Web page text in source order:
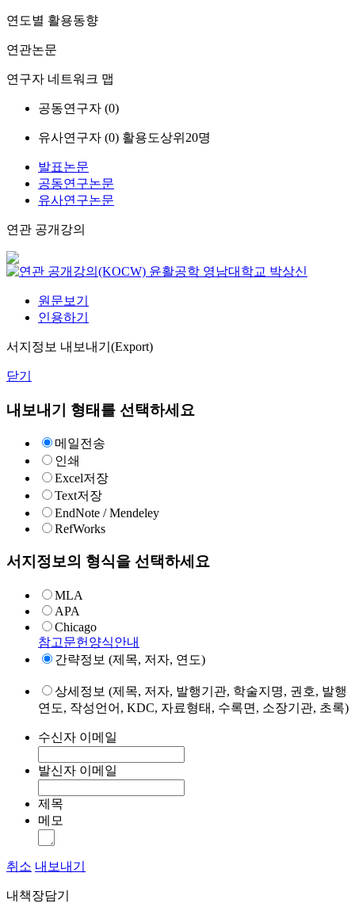
연도별 활용동향
연관논문
연구자 네트워크 맵
공동연구자 (0)
유사연구자 (0) 활용도상위20명
발표논문
공동연구논문
유사연구논문
연관 공개강의
윤활공학 영남대학교 박상신
원문보기
인용하기
서지정보 내보내기(Export)
닫기
내보내기 형태를 선택하세요
메일전송
인쇄
Excel저장
Text저장
EndNote / Mendeley
RefWorks
서지정보의 형식을 선택하세요
MLA
APA
Chicago
참고문헌양식안내
간략정보 (제목, 저자, 연도)
상세정보 (제목, 저자, 발행기관, 학술지명, 권호, 발행
연도, 작성언어, KDC, 자료형태, 수록면, 소장기관, 초록)
수신자 이메일
발신자 이메일
제목
메모
취소 내보내기
내책장담기